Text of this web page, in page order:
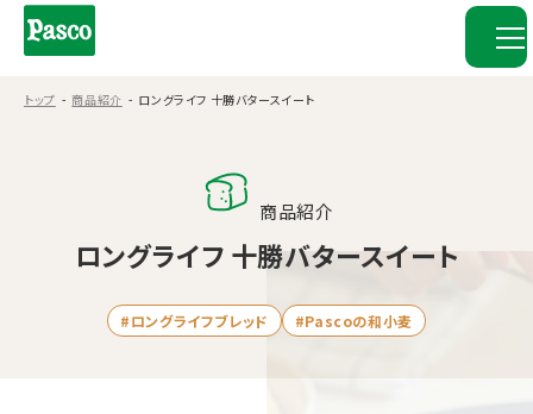
トップ 商品紹介 ロングライフ 十勝バタースイート
商品紹介
ロングライフ 十勝バタースイート
#ロングライフブレッド #Pascoの和小麦